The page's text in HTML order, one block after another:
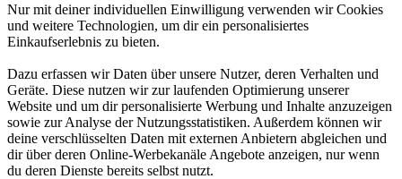
Nur mit deiner individuellen Einwilligung verwenden wir Cookies
und weitere Technologien, um dir ein personalisiertes
Einkaufserlebnis zu bieten.
Dazu erfassen wir Daten über unsere Nutzer, deren Verhalten und
Geräte. Diese nutzen wir zur laufenden Optimierung unserer
Website und um dir personalisierte Werbung und Inhalte anzuzeigen
sowie zur Analyse der Nutzungsstatistiken. Außerdem können wir
deine verschlüsselten Daten mit externen Anbietern abgleichen und
dir über deren Online-Werbekanäle Angebote anzeigen, nur wenn
du deren Dienste bereits selbst nutzt.